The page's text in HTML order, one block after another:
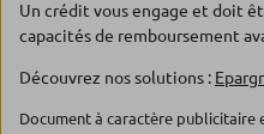
Un crédit vous engage et doit
capacités de remboursement
Découvrez nos solutions :
Document à caractère publicitaire